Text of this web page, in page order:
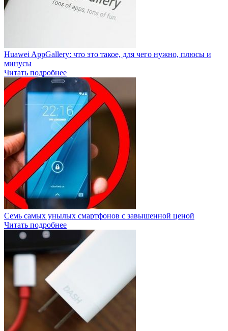
Huawei AppGallery: что это такое, для чего нужно, плюсы и
минусы
Читать подробнее
Семь самых унылых смартфонов с завышенной ценой
Читать подробнее